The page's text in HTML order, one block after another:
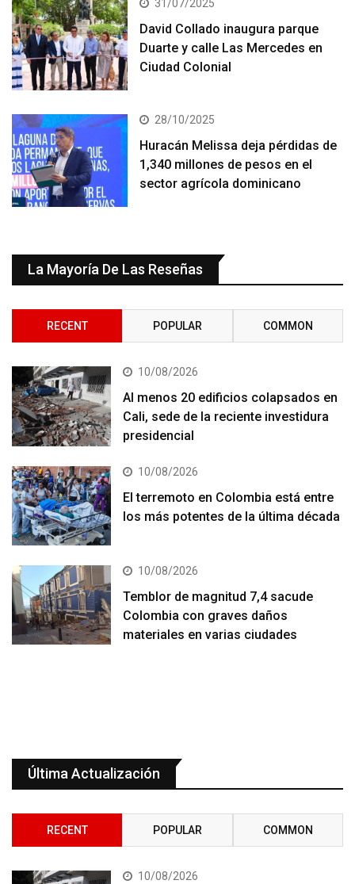
31/07/2025
David Collado inaugura parque
Duarte y calle Las Mercedes en
Ciudad Colonial
28/10/2025
Huracán Melissa deja pérdidas de
1,340 millones de pesos en el
sector agrícola dominicano
La Mayoría De Las Reseñas
RECENT POPULAR COMMON
10/08/2026
Al menos 20 edificios colapsados en
Cali, sede de la reciente investidura
presidencial
10/08/2026
El terremoto en Colombia está entre
los más potentes de la última década
10/08/2026
Temblor de magnitud 7,4 sacude
Colombia con graves daños
materiales en varias ciudades
Última Actualización
RECENT POPULAR COMMON
10/08/2026